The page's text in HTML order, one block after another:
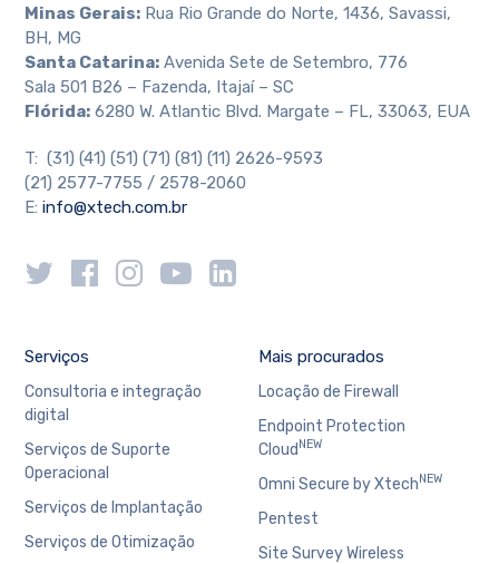
Minas Gerais: Rua Rio Grande do Norte, 1436, Savassi,
BH, MG
Santa Catarina: Avenida Sete de Setembro, 776
Sala 501 B26 – Fazenda, Itajaí – SC
Flórida: 6280 W. Atlantic Blvd. Margate – FL, 33063, EUA
T: (31) (41) (51) (71) (81) (11) 2626-9593
(21) 2577-7755 / 2578-2060
E:info@xtech.com.br
Serviços
Consultoria e integração
digital
Serviços de Suporte
Operacional
Serviços de Implantação
Serviços de Otimização
Mais procurados
Locação de Firewall
Endpoint Protection
Cloud NEW
Omni Secure by Xtech NEW
Pentest
Site Survey Wireless